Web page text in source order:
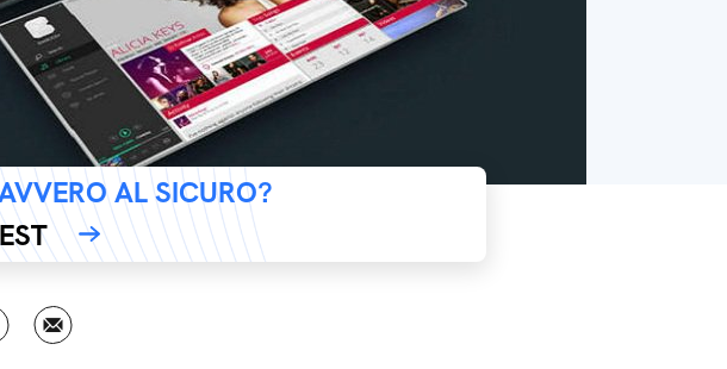
AL SICURO?